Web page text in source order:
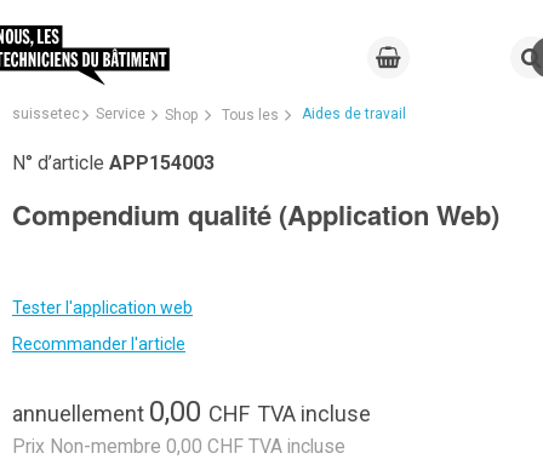
suissetec Service Shop Tous les Aides de travail
N° d’article APP154003
Compendium qualité (Application Web)
Tester l'application web
Recommander l'article
annuellement 0,00 CHF TVA incluse
Prix Non-membre 0,00 CHF TVA incluse